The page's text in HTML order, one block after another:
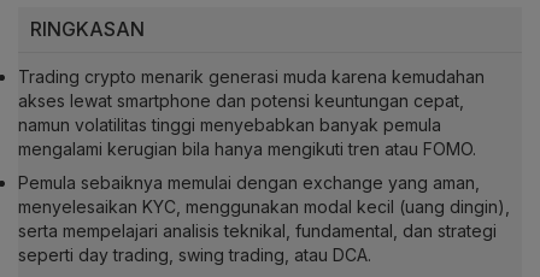
RINGKASAN
Trading crypto menarik generasi muda karena kemudahan
akses lewat smartphone dan potensi keuntungan cepat,
namun volatilitas tinggi menyebabkan banyak pemula
mengalami kerugian bila hanya mengikuti tren atau FOMO.
Pemula sebaiknya memulai dengan exchange yang aman,
menyelesaikan KYC, menggunakan modal kecil (uang dingin),
serta mempelajari analisis teknikal, fundamental, dan strategi
seperti day trading, swing trading, atau DCA.